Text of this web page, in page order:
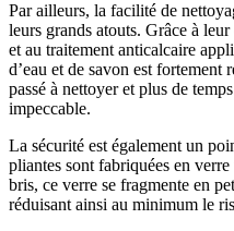
Par ailleurs, la facilité de
leurs grands atouts. Grâce à
et au traitement anticalcaire
d’eau et de savon est
passé à nettoyer et plus de
impeccable.
La sécurité est également un
pliantes sont fabriquées en
bris, ce verre se fragmente en
réduisant ainsi au minimum le